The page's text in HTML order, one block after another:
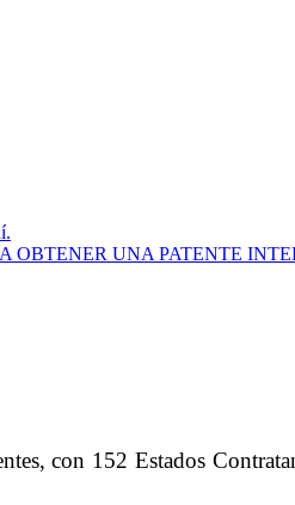
UNA PATENTE
con 152 Estados